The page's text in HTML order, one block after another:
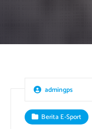
admingps
Berita E-Sport